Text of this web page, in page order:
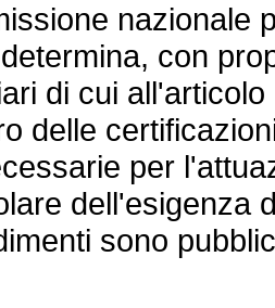
nazionale
con
di cui
delle
per
dell'esigenza
sono